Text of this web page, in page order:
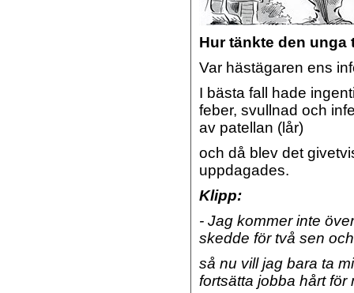
Hur tänkte den
Var hästägaren ens
I bästa fall hade
feber, svullnad och
av patellan (lår)
och då blev det
uppdagades.
Klipp:
- Jag kommer inte
skedde för två sen
så nu vill jag bara ta
fortsätta jobba hårt